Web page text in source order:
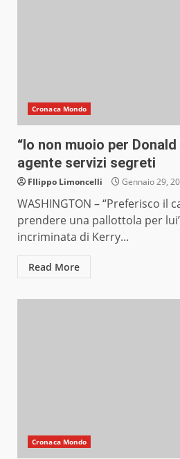
Cronaca Mondo
“Io non muoio per
agente servizi segreti
FIlippo Limoncelli Gennaio 29,
WASHINGTON – “Preferisco il
prendere una pallottola per
incriminata di Kerry...
Read More
Cronaca Mondo